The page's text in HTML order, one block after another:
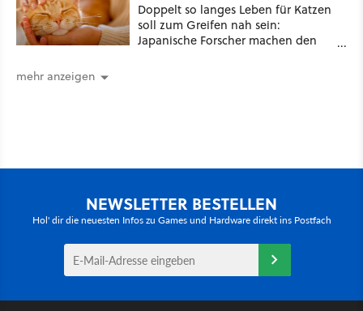
Doppelt so langes Leben für Katzen
soll zum Greifen nah sein:
Japanische Forscher machen den
mehr anzeigen
NEWSLETTER BESTELLEN
Hol' dir die neuesten Infos zu Games und Hardware direkt ins Postfach